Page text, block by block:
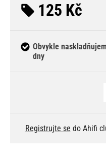
125 Kč
Obvykle
dny
Registrujte se do Ahifi